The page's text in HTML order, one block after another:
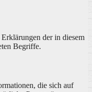
der in diesem
Begriffe.
die sich auf